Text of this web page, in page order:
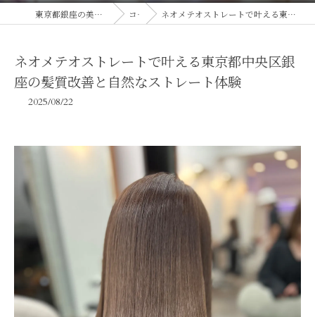
東京都銀座の美容室ならWISTERIA PLUS 1 コラム ネオメテオストレートで叶える東京都中央区銀座の髪質改善と自然なストレート体験
ネオメテオストレートで叶える東京都中央区銀
座の髪質改善と自然なストレート体験
2025/08/22